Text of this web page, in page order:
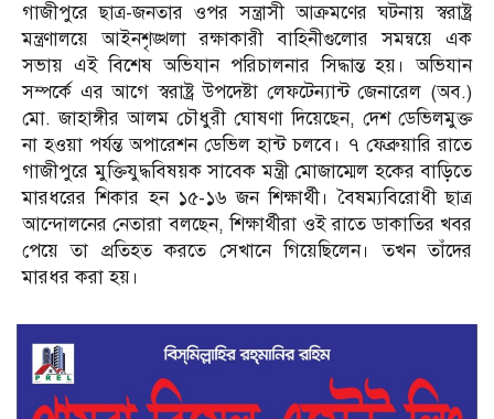
গাজীপুরে ছাত্র-জনতার ওপর সন্ত্রাসী আক্রমণের ঘটনায় স্বরাষ্ট্র
মন্ত্রণালয়ে আইনশৃঙ্খলা রক্ষাকারী বাহিনীগুলোর সমন্বয়ে এক
সভায় এই বিশেষ অভিযান পরিচালনার সিদ্ধান্ত হয়। অভিযান
সম্পর্কে এর আগে স্বরাষ্ট্র উপদেষ্টা লেফটেন্যান্ট জেনারেল (অব.)
মো. জাহাঙ্গীর আলম চৌধুরী ঘোষণা দিয়েছেন, দেশ ডেভিলমুক্ত
না হওয়া পর্যন্ত অপারেশন ডেভিল হান্ট চলবে। ৭ ফেব্রুয়ারি রাতে
গাজীপুরে মুক্তিযুদ্ধবিষয়ক সাবেক মন্ত্রী মোজাম্মেল হকের বাড়িতে
মারধরের শিকার হন ১৫-১৬ জন শিক্ষার্থী। বৈষম্যবিরোধী ছাত্র
আন্দোলনের নেতারা বলছেন, শিক্ষার্থীরা ওই রাতে ডাকাতির খবর
পেয়ে তা প্রতিহত করতে সেখানে গিয়েছিলেন। তখন তাঁদের
মারধর করা হয়।